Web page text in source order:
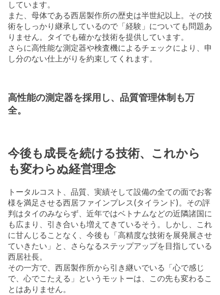
しています。
また、母体である西居製作所の歴史は半世紀以上。その技
術をしっかり継承しているので「経験」についても問題あ
りません。タイでも確かな技術を提供しています。
さらに高性能な測定器や検査機によるチェックにより、申
し分のない仕上がりを約束してくれます。
高性能の測定器を採用し、品質管理体制も万
全。
今後も成長を続ける技術、これから
も変わらぬ経営理念
トータルコスト、品質、実績そして設備の全ての面でお客
様を満足させる西居ファインプレス(タイランド)。その評
判はタイのみならず、近年ではベトナムなどの近隣諸国に
も広まり、引き合いも増えてきているそう。しかし、これ
に甘んじることなく、今後も「高精度な技術を展発展させ
ていきたい」と、さらなるステップアップを目指している
西居社長。
その一方で、西居製作所から引き継いでいる「心で感じ
で、心でこたえる」というモットーは、この先も変わるこ
とはありません。